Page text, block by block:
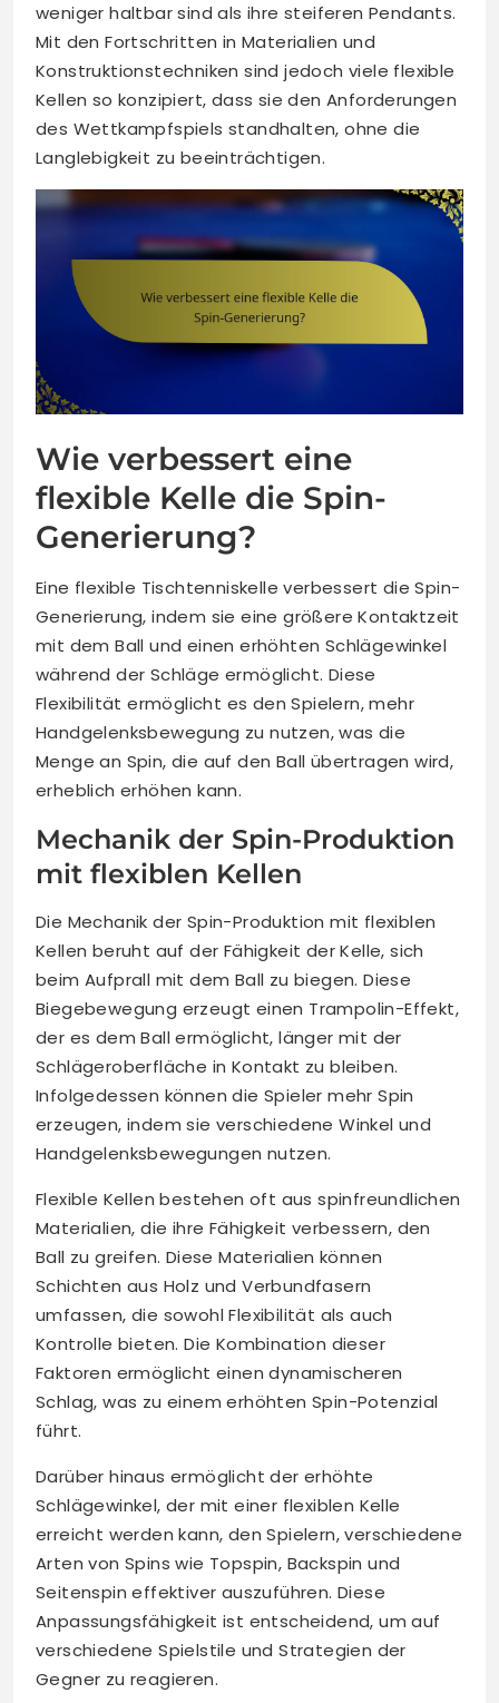
weniger haltbar sind als ihre steiferen Pendants.
Mit den Fortschritten in Materialien und
Konstruktionstechniken sind jedoch viele flexible
Kellen so konzipiert, dass sie den Anforderungen
des Wettkampfspiels standhalten, ohne die
Langlebigkeit zu beeinträchtigen.
Wie verbessert eine
flexible Kelle die Spin-
Generierung?
Eine flexible Tischtenniskelle verbessert die Spin-
Generierung, indem sie eine größere Kontaktzeit
mit dem Ball und einen erhöhten Schlägewinkel
während der Schläge ermöglicht. Diese
Flexibilität ermöglicht es den Spielern, mehr
Handgelenksbewegung zu nutzen, was die
Menge an Spin, die auf den Ball übertragen wird,
erheblich erhöhen kann.
Mechanik der Spin-Produktion
mit flexiblen Kellen
Die Mechanik der Spin-Produktion mit flexiblen
Kellen beruht auf der Fähigkeit der Kelle, sich
beim Aufprall mit dem Ball zu biegen. Diese
Biegebewegung erzeugt einen Trampolin-Effekt,
der es dem Ball ermöglicht, länger mit der
Schlägeroberfläche in Kontakt zu bleiben.
Infolgedessen können die Spieler mehr Spin
erzeugen, indem sie verschiedene Winkel und
Handgelenksbewegungen nutzen.
Flexible Kellen bestehen oft aus spinfreundlichen
Materialien, die ihre Fähigkeit verbessern, den
Ball zu greifen. Diese Materialien können
Schichten aus Holz und Verbundfasern
umfassen, die sowohl Flexibilität als auch
Kontrolle bieten. Die Kombination dieser
Faktoren ermöglicht einen dynamischeren
Schlag, was zu einem erhöhten Spin-Potenzial
führt.
Darüber hinaus ermöglicht der erhöhte
Schlägewinkel, der mit einer flexiblen Kelle
erreicht werden kann, den Spielern, verschiedene
Arten von Spins wie Topspin, Backspin und
Seitenspin effektiver auszuführen. Diese
Anpassungsfähigkeit ist entscheidend, um auf
verschiedene Spielstile und Strategien der
Gegner zu reagieren.